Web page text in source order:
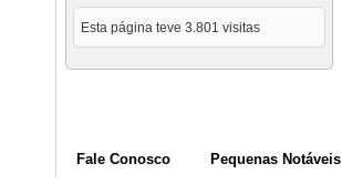
Esta página teve 3.801 visitas
Fale Conosco Pequenas Notáveis